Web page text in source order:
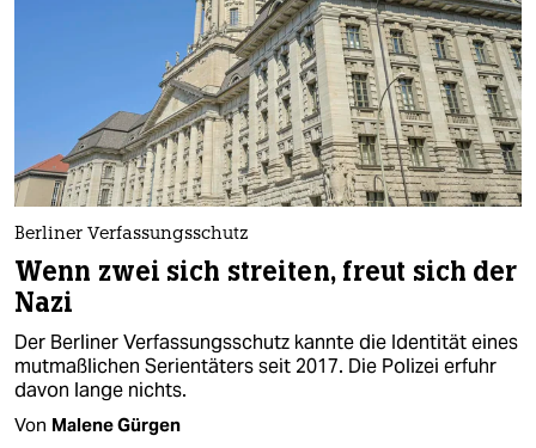
Berliner Verfassungsschutz
Wenn zwei sich streiten, freut sich der
Nazi
Der Berliner Verfassungsschutz kannte die Identität eines
mutmaßlichen Serientäters seit 2017. Die Polizei erfuhr
davon lange nichts.
Von Malene Gürgen